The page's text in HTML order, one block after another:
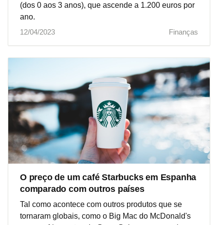
(dos 0 aos 3 anos), que ascende a 1.200 euros por
ano.
12/04/2023
Finanças
O preço de um café Starbucks em Espanha
comparado com outros países
Tal como acontece com outros produtos que se
tornaram globais, como o Big Mac do McDonald's